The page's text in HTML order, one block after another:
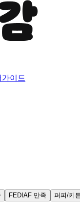
가이드
FEDIAF 만족 퍼피/키